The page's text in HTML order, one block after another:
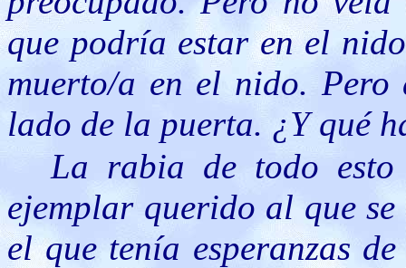
que podría estar en el
muerto/a en el nido.
lado de la puerta. ¿Y qué
La rabia de todo
ejemplar querido al que
el que tenía esperanzas